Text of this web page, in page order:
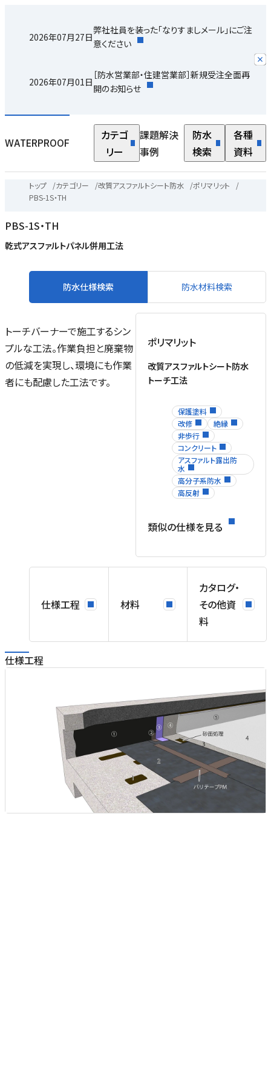
2026年07月27日
弊社社員を装った「なりすましメール」にご注
意ください
2026年07月01日
［防水営業部・住建営業部］新規受注全面再
開のお知らせ
WATERPROOF
カテゴ
リー
課題解決
事例
防水
検索
各種
資料
トップ /カテゴリー /改質アスファルトシート防水 /ポリマリット
/
PBS-1S・TH
PBS-1S・TH
乾式アスファルトパネル併用工法
防水仕様検索 防水材料検索
トーチバーナーで施工するシン
プルな工法。作業負担と廃棄物
の低減を実現し、環境にも作業
者にも配慮した工法です。
ポリマリット
改質アスファルトシート防水
トーチ工法
保護塗料
改修
絶縁
非歩行
コンクリート
アスファルト露出防
水
高分子系防水
高反射
類似の仕様を見る
仕様工程 材料
カタログ・
その他資
料
仕様工程